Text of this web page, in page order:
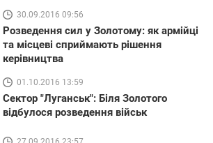
30.09.2016 09:56
Розведення сил у Золотому: як армійці
та місцеві сприймають рішення
керівництва
01.10.2016 13:59
Сектор "Луганськ": Біля Золотого
відбулося розведення військ